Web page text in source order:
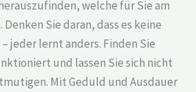
welche für Sie am
Sie daran, dass es keine
jeder lernt anders. Finden Sie
und lassen Sie sich nicht
Mit Geduld und Ausdauer